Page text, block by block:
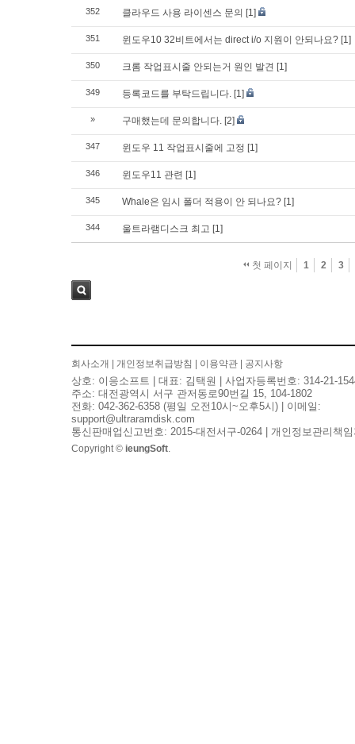
352 클라우드 사용 라이센스 문의 [1]
351 윈도우10 32비트에서는 direct i/o 지원이 안되나요? [1]
350 크롬 작업표시줄 안되는거 원인 발견 [1]
349 등록코드를 부탁드립니다. [1]
» 구매했는데 문의합니다. [2]
347 윈도우 11 작업표시줄에 고정 [1]
346 윈도우11 관련 [1]
345 Whale은 임시 폴더 적용이 안 되나요? [1]
344 울트라램디스크 최고 [1]
첫 페이지 1 2 3
회사소개 개인정보취급방침 이용약관 공지사항
상호: 이응소프트 | 대표: 김택원 | 사업자등록번호: 314-21-
주소: 대전광역시 서구 관저동로90번길 15, 104-1802
전화: 042-362-6358 (평일 오전10시~오후5시) | 이메일:
support@ultraramdisk.com
통신판매업신고번호: 2015-대전서구-0264 | 개인정보관리책
Copyright © ieungSoft.